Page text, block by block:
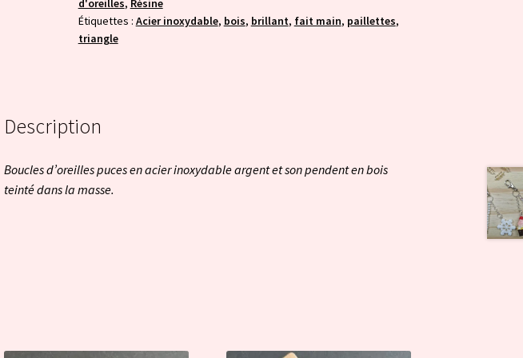
d'oreilles, Résine
Étiquettes : Acier inoxydable, bois, brillant, fait main, paillettes,
triangle
Description
Boucles d’oreilles puces en acier inoxydable argent et son pendent en bois
teinté dans la masse.